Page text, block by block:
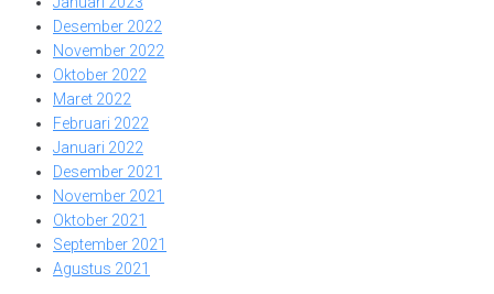
Desember 2022
November 2022
Oktober 2022
Maret 2022
Februari 2022
Januari 2022
Desember 2021
November 2021
Oktober 2021
September 2021
Agustus 2021